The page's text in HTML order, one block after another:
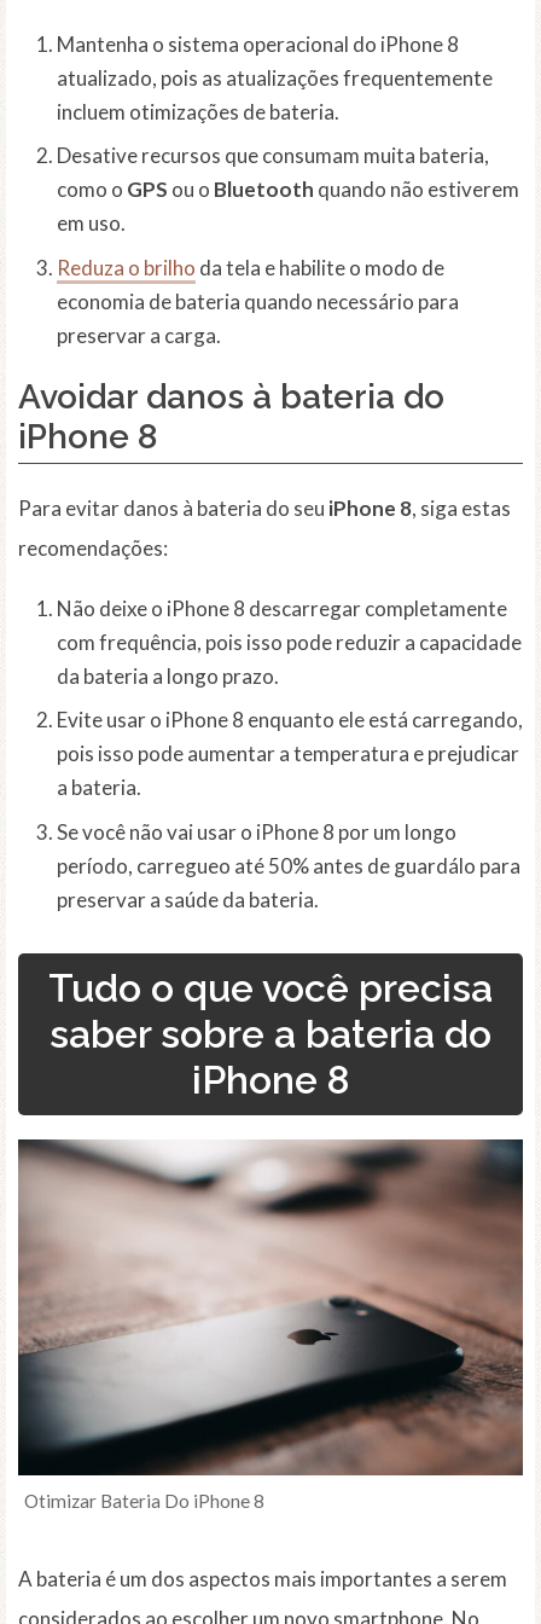
Mantenha o sistema operacional do iPhone 8
atualizado, pois as atualizações frequentemente
incluem otimizações de bateria.
Desative recursos que consumam muita bateria,
como o GPS ou o Bluetooth quando não estiverem
em uso.
Reduza o brilho da tela e habilite o modo de
economia de bateria quando necessário para
preservar a carga.
Avoidar danos à bateria do
iPhone 8
Para evitar danos à bateria do seu iPhone 8, siga estas
recomendações:
Não deixe o iPhone 8 descarregar completamente
com frequência, pois isso pode reduzir a capacidade
da bateria a longo prazo.
Evite usar o iPhone 8 enquanto ele está carregando,
pois isso pode aumentar a temperatura e prejudicar
a bateria.
Se você não vai usar o iPhone 8 por um longo
período, carregueo até 50% antes de guardálo para
preservar a saúde da bateria.
Tudo o que você precisa
saber sobre a bateria do
iPhone 8
Otimizar Bateria Do iPhone 8
A bateria é um dos aspectos mais importantes a serem
considerados ao escolher um novo smartphone. No